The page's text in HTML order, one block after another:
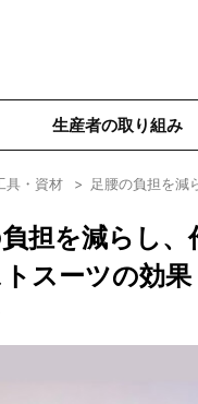
生産者の取り組み
具・資材 足腰の負担を減
担を減らし
スーツの効果